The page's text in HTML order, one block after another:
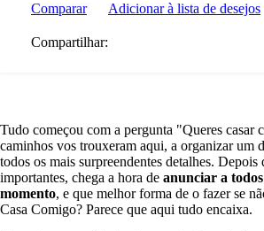
Comparar Adicionar à lista de desejos
Compartilhar:
Tudo começou com a pergunta "Queres casar
caminhos vos trouxeram aqui, a organizar um
todos os mais surpreendentes detalhes. Depois
importantes, chega a hora de anunciar a
momento, e que melhor forma de o fazer se
Casa Comigo? Parece que aqui tudo encaixa.